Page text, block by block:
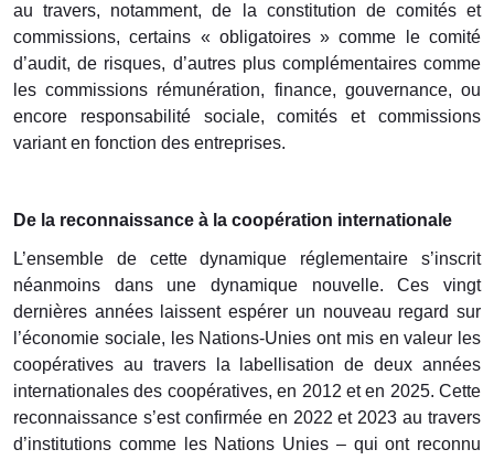
au travers, notamment, de la constitution de comités et
commissions, certains « obligatoires » comme le comité
d’audit, de risques, d’autres plus complémentaires comme
les commissions rémunération, finance, gouvernance, ou
encore responsabilité sociale, comités et commissions
variant en fonction des entreprises.
De la reconnaissance à la coopération internationale
L’ensemble de cette dynamique réglementaire s’inscrit
néanmoins dans une dynamique nouvelle. Ces vingt
dernières années laissent espérer un nouveau regard sur
l’économie sociale, les Nations-Unies ont mis en valeur les
coopératives au travers la labellisation de deux années
internationales des coopératives, en 2012 et en 2025. Cette
reconnaissance s’est confirmée en 2022 et 2023 au travers
d’institutions comme les Nations Unies – qui ont reconnu